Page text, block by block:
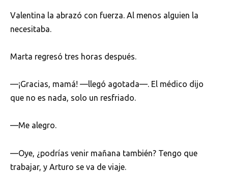
Valentina la abrazó con fuerza. Al menos alguien la
necesitaba.
Marta regresó tres horas después.
—¡Gracias, mamá! —llegó agotada—. El médico dijo
que no es nada, solo un resfriado.
—Me alegro.
—Oye, ¿podrías venir mañana también? Tengo que
trabajar, y Arturo se va de viaje.